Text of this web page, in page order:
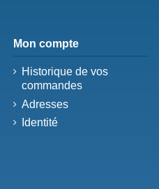
Mon compte
Historique de vos
commandes
Adresses
Identité